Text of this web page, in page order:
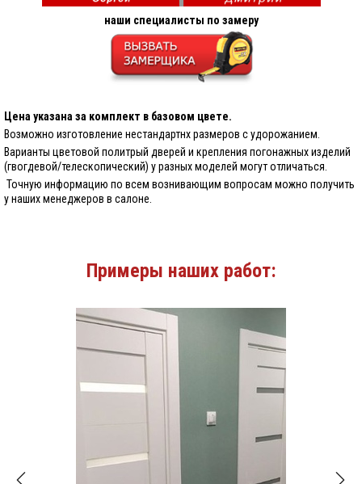
наши специалисты по замеру
Цена указана за комплект в базовом цвете.
Возможно изготовление нестандартнх размеров с удорожанием.
Варианты цветовой политрый дверей и крепления погонажных изделий
(гвогдевой/телескопический) у разных моделей могут отличаться.
Точную информацию по всем вознивающим вопросам можно получить
у наших менеджеров в салоне.
Примеры наших работ: